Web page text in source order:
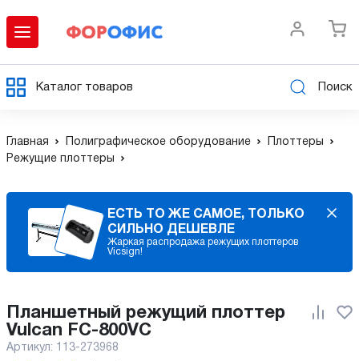
Каталог товаров Поиск
Главная Полиграфическое оборудование
Плоттеры
Режущие плоттеры
ЕСТЬ ТО ЖЕ САМОЕ, ТОЛЬКО
СИЛЬНО ДЕШЕВЛЕ
Жаркая распродажа режущих плоттеров
Vicsign!
Vulcan FC-800VC
Артикул: 113-273968